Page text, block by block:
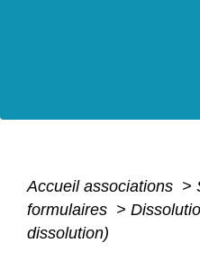
Accueil associations >
formulaires >
dissolution)